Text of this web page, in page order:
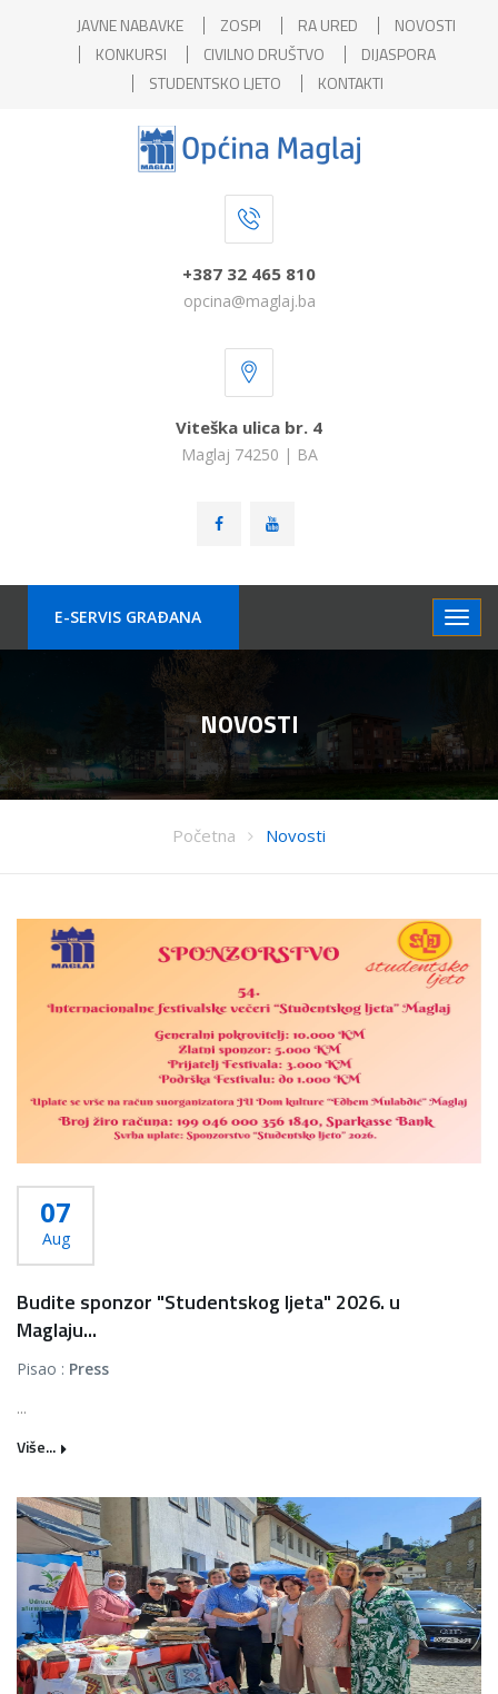
JAVNE NABAVKE ZOSPI RA URED
NOVOSTI
KONKURSI
CIVILNO DRUŠTVO
DIJASPORA
STUDENTSKO LJETO
KONTAKTI
+387 32 465 810
opcina@maglaj.ba
Viteška ulica br. 4
Maglaj 74250 | BA
E-SERVIS GRAÐANA
NOVOSTI
Početna Novosti
07
Aug
Budite sponzor "Studentskog ljeta" 2026. u
Maglaju...
Pisao : Press
...
Više...